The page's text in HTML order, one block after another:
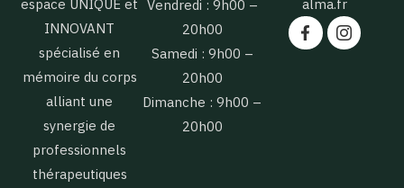
espace UNIQUE et
INNOVANT
spécialisé en
mémoire du corps
alliant une
synergie de
professionnels
thérapeutiques
Vendredi : 9h00 –
20h00
Samedi : 9h00 –
20h00
Dimanche : 9h00 –
20h00
alma.fr